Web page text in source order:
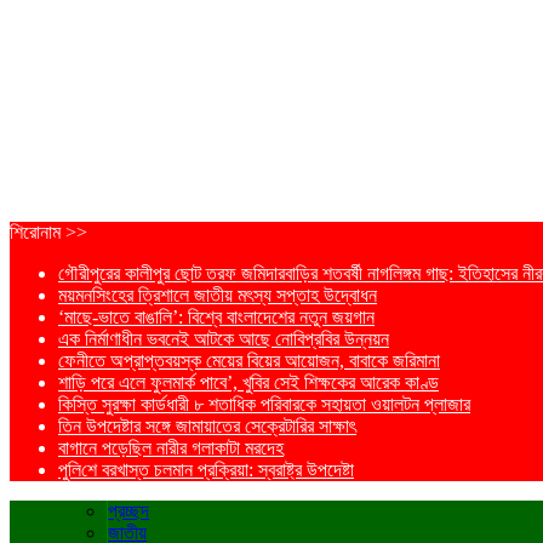
শিরোনাম >>
গৌরীপুরের কালীপুর ছোট তরফ জমিদারবাড়ির শতবর্ষী নাগলিঙ্গম গাছ: ইতিহাসের
ময়মনসিংহের ত্রিশালে জাতীয় মৎস্য সপ্তাহ উদ্বোধন
‘মাছে-ভাতে বাঙালি’: বিশ্বে বাংলাদেশের নতুন জয়গান
এক নির্মাণাধীন ভবনেই আটকে আছে নোবিপ্রবির উন্নয়ন
ফেনীতে অপ্রাপ্তবয়স্ক মেয়ের বিয়ের আয়োজন, বাবাকে জরিমানা
শাড়ি পরে এলে ফুলমার্ক পাবে’, খুবির সেই শিক্ষকের আরেক কাণ্ড
কিস্তি সুরক্ষা কার্ডধারী ৮ শতাধিক পরিবারকে সহায়তা ওয়ালটন প্লাজার
তিন উপদেষ্টার সঙ্গে জামায়াতের সেক্রেটারির সাক্ষাৎ
বাগানে পড়েছিল নারীর গলাকাটা মরদেহ
পু‌লি‌শে বরখাস্ত চলমান প্রক্রিয়া: স্বরাষ্ট্র উপদেষ্টা
প্রচ্ছদ
জাতীয়